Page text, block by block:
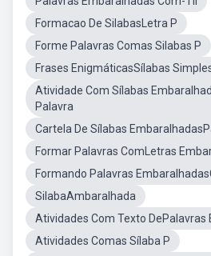
Formacao De SilabasLetra P
Forme Palavras Comas Silabas P
Frases EnigmáticasSílabas
Atividade Com Sílabas
Palavra
Cartela De Sílabas
Formar Palavras ComLetras
Formando Palavras
SilabaAmbaralhada
Atividades Com Texto DePalavras
Atividades Comas Sílaba P